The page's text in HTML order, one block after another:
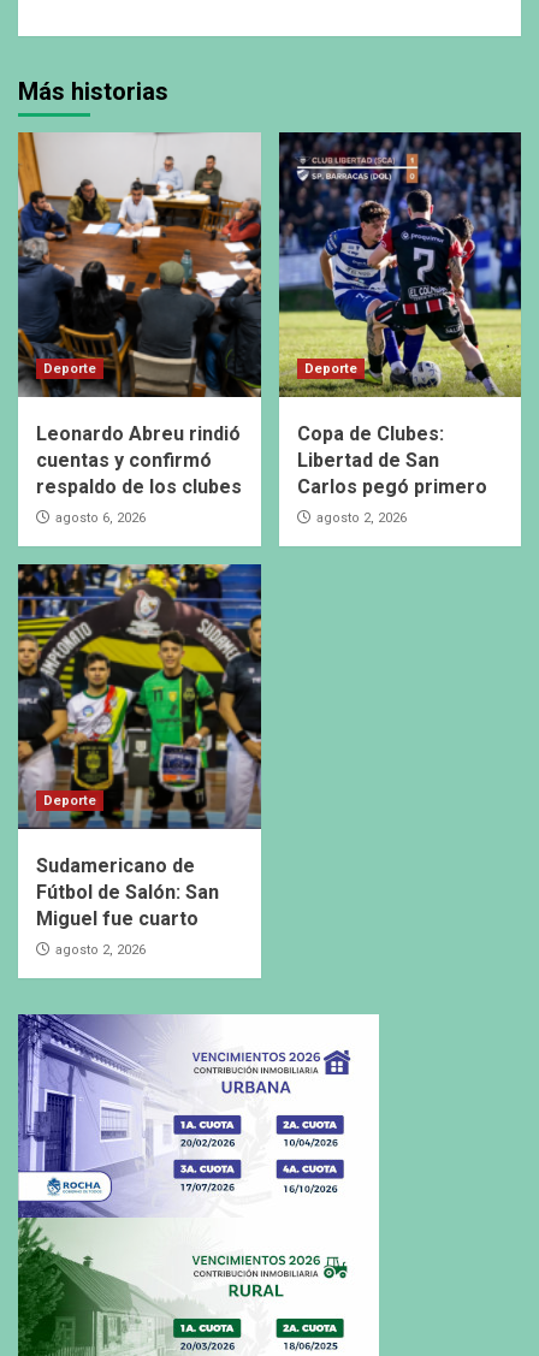
Más historias
Deporte
Leonardo Abreu rindió
cuentas y confirmó
respaldo de los clubes
agosto 6, 2026
Deporte
Copa de Clubes:
Libertad de San
Carlos pegó primero
agosto 2, 2026
Deporte
Sudamericano de
Fútbol de Salón: San
Miguel fue cuarto
agosto 2, 2026